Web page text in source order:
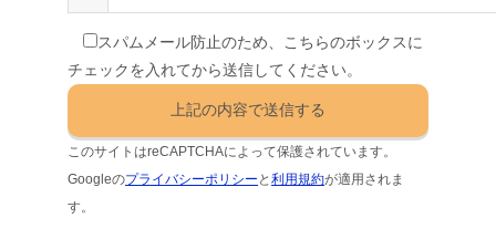
スパムメール防止のため、こちらのボックスに
チェックを入れてから送信してください。
このサイトはreCAPTCHAによって保護されています。
Googleのプライバシーポリシー と利用規約が適用されま
す。